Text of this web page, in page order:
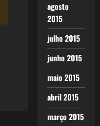
agosto
2015
julho 2015
junho 2015
maio 2015
abril 2015
março 2015